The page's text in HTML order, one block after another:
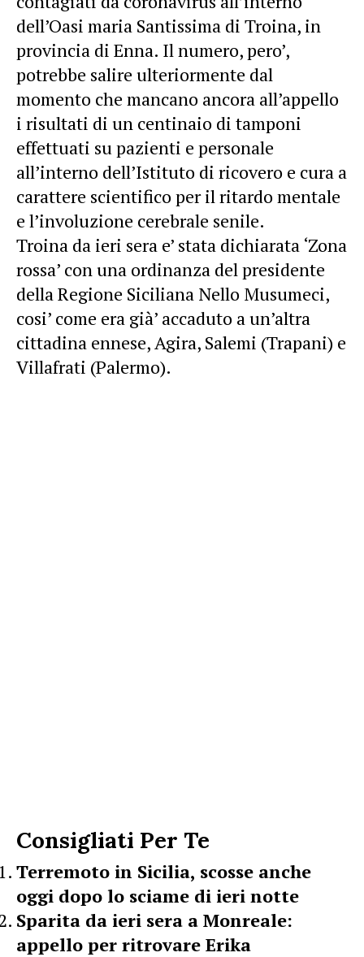
dell’Oasi maria Santissima di Troina, in
provincia di Enna. Il numero, pero’,
potrebbe salire ulteriormente dal
momento che mancano ancora all’appello
i risultati di un centinaio di tamponi
effettuati su pazienti e personale
all’interno dell’Istituto di ricovero e cura a
carattere scientifico per il ritardo mentale
e l’involuzione cerebrale senile.
Troina da ieri sera e’ stata dichiarata ‘Zona
rossa’ con una ordinanza del presidente
della Regione Siciliana Nello Musumeci,
cosi’ come era già’ accaduto a un’altra
cittadina ennese, Agira, Salemi (Trapani) e
Villafrati (Palermo).
Consigliati Per Te
Terremoto in Sicilia, scosse anche
oggi dopo lo sciame di ieri notte
Sparita da ieri sera a Monreale:
appello per ritrovare Erika